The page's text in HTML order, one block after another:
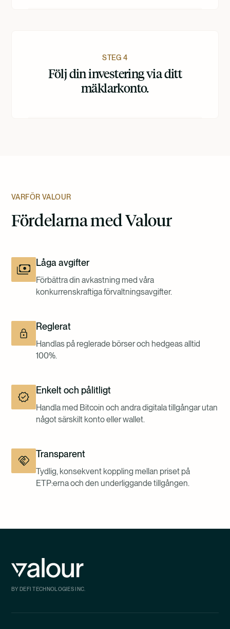
STEG 4
Följ din investering via ditt
mäklarkonto.
VARFÖR VALOUR
Fördelarna med Valour
Låga avgifter
Förbättra din avkastning med våra
konkurrenskraftiga förvaltningsavgifter.
Reglerat
Handlas på reglerade börser och hedgeas alltid
100%.
Enkelt och pålitligt
Handla med Bitcoin och andra digitala tillgångar utan
något särskilt konto eller wallet.
Transparent
Tydlig, konsekvent koppling mellan priset på
ETP:erna och den underliggande tillgången.
BY DEFI TECHNOLOGIES INC.